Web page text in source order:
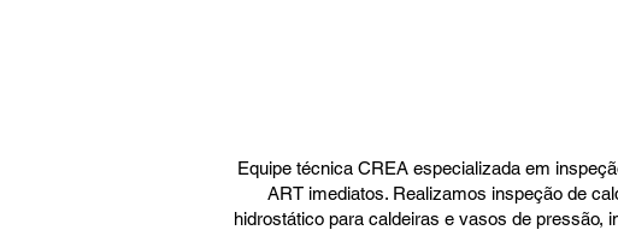
Equipe técnica CREA especializada em
ART imediatos. Realizamos inspeção de
hidrostático para caldeiras e vasos de pressão,